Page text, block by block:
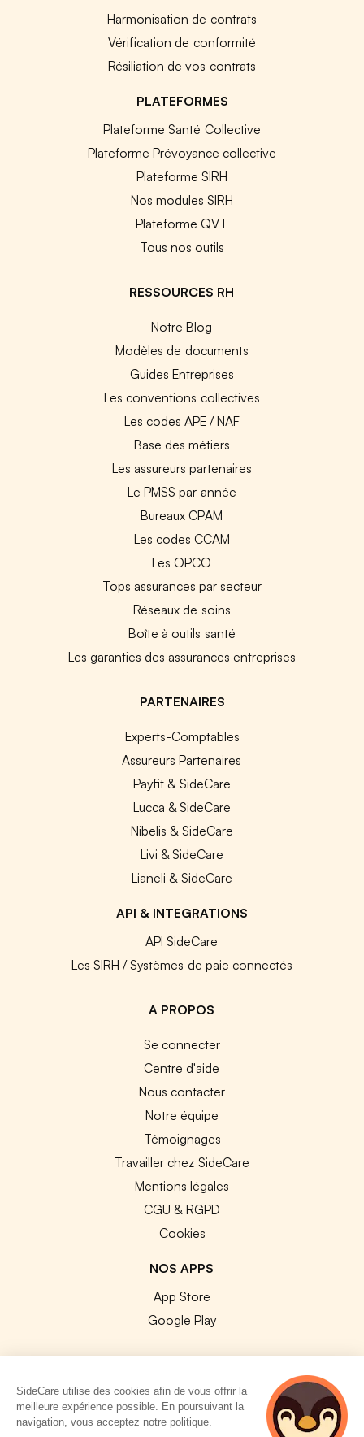
Harmonisation de contrats
Vérification de conformité
Résiliation de vos contrats
PLATEFORMES
Plateforme Santé Collective
Plateforme Prévoyance collective
Plateforme SIRH
Nos modules SIRH
Plateforme QVT
Tous nos outils
RESSOURCES RH
Notre Blog
Modèles de documents
Guides Entreprises
Les conventions collectives
Les codes APE / NAF
Base des métiers
Les assureurs partenaires
Le PMSS par année
Bureaux CPAM
Les codes CCAM
Les OPCO
Tops assurances par secteur
Réseaux de soins
Boîte à outils santé
Les garanties des assurances entreprises
PARTENAIRES
Experts-Comptables
Assureurs Partenaires
Payfit & SideCare
Lucca & SideCare
Nibelis & SideCare
Livi & SideCare
Lianeli & SideCare
API & INTEGRATIONS
API SideCare
Les SIRH / Systèmes de paie connectés
A PROPOS
Se connecter
Centre d'aide
Nous contacter
Notre équipe
Témoignages
Travailler chez SideCare
Mentions légales
CGU & RGPD
Cookies
NOS APPS
App Store
Google Play
© 2026 SideCare. Tous droits réservés.
SideCare utilise des cookies afin de vous offrir la
meilleure expérience possible. En poursuivant la
navigation, vous acceptez notre politique.